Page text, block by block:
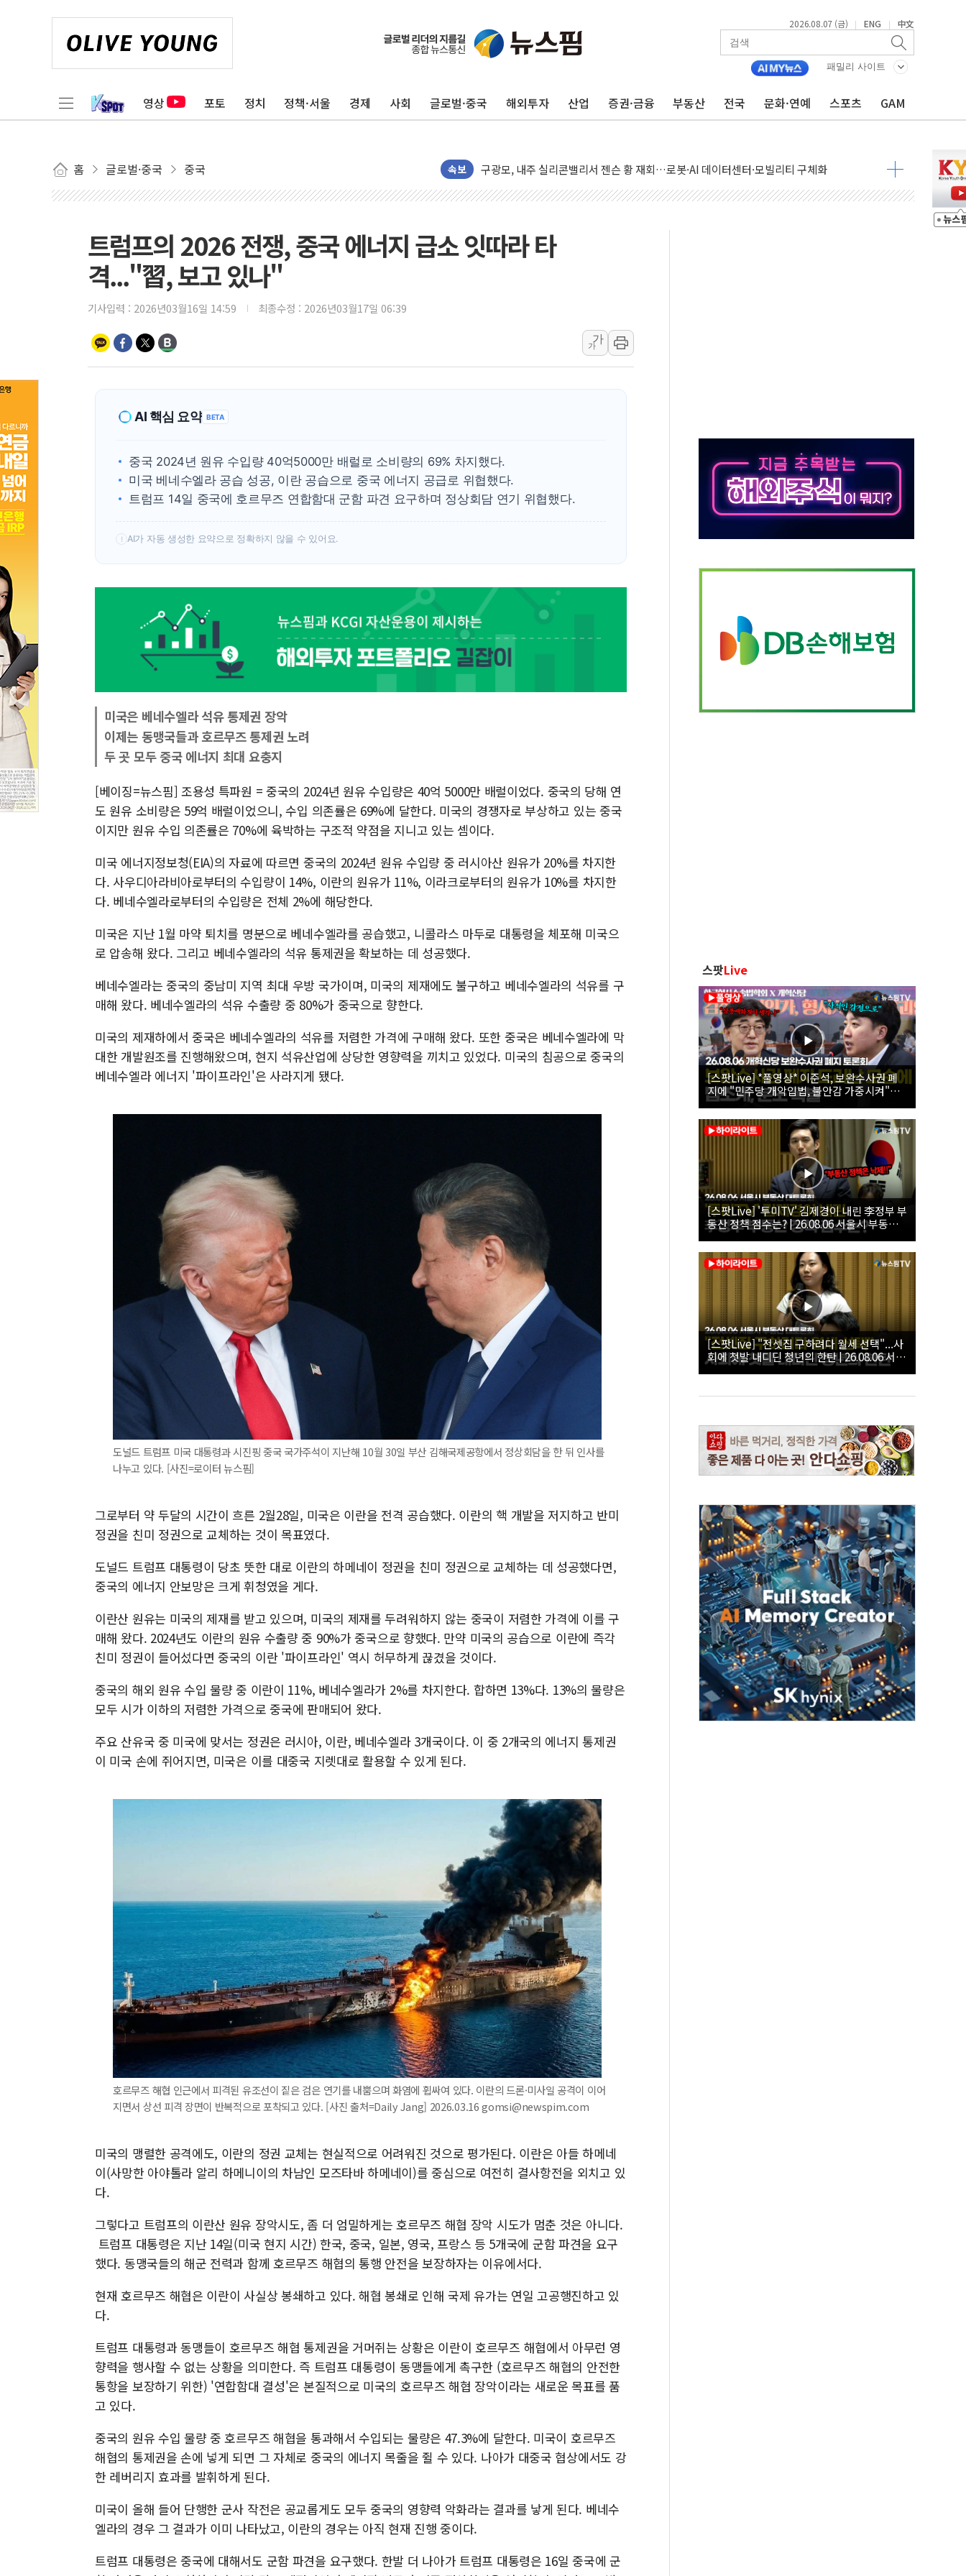
2026.08.07 (금) | ENG | 中文
패밀리 사이트
영상 포토 정치 정책·서울 경제 사회 글로벌·중국 해외투자 산업 증권·금융 부동산 전국 문화·연예 스포츠 GAM
홈 글로벌·중국 중국 속보
유럽증시, 견조한 실적 소화하며 대부분 상승… "2분기 기업 순이익 21% 증가" 전망
리투아니아 국방 "러, 우크라 드론으로 나토 회원국 공격 검토… 거짓 깃발 작전"
뉴욕증시 개장 전 특징주...모더나·아이온큐·도어대시↑ VS 샌디스크·피그마·앱러빈↓
김정관 장관 "영업이익 N% 성과급 반대…상법·자본시장법 개정 논의"
청와대, 북한 단거리 탄도미사일 발사에 긴급 안보 점검회의
금값 7주 만에 최고…美 고용 둔화·호르무즈 재개방 기대에 강세
'월가의 황제' 다이먼 "금융시장 레버리지 위험수위…숨은 차입이 더 큰 변수"
양주 섬유염색공장서 화재 1명 중상…대응 1단계 진압 중
우크라 드론 전술, 중남미 콜롬비아에 새 안보 위기… 반군·마약카르텔이 습득해 전투 활용
동해해경, 독도 해상서 부유물 감긴 어선 구조
주한미군 "오산기지 누출, 백린 아닌 무해한 표면 부식 물질"
구미 폐염산처리업체서 불 2시간30여분만에 진화...외국인 노동자 숨져
트럼프의 2026 전쟁, 중국 에너지 급소 잇따라 타
격..."習, 보고 있나"
기사입력 : 2026년03월16일 14:59 최종수정 : 2026년03월17일 06:39
가
가
AI 핵심 요약 BETA
중국 2024년 원유 수입량 40억5000만 배럴로 소비량의 69% 차지했다.
미국 베네수엘라 공습 성공, 이란 공습으로 중국 에너지 공급로 위협했다.
트럼프 14일 중국에 호르무즈 연합함대 군함 파견 요구하며 정상회담 연기 위협했다.
! AI가 자동 생성한 요약으로 정확하지 않을 수 있어요.
미국은 베네수엘라 석유 통제권 장악
이제는 동맹국들과 호르무즈 통제권 노려
두 곳 모두 중국 에너지 최대 요충지
[베이징=뉴스핌] 조용성 특파원 = 중국의 2024년 원유 수입량은 40억 5000만 배럴이었다. 중국의 당해 연
도 원유 소비량은 59억 배럴이었으니, 수입 의존률은 69%에 달한다. 미국의 경쟁자로 부상하고 있는 중국
이지만 원유 수입 의존률은 70%에 육박하는 구조적 약점을 지니고 있는 셈이다.
미국 에너지정보청(EIA)의 자료에 따르면 중국의 2024년 원유 수입량 중 러시아산 원유가 20%를 차지한
다. 사우디아라비아로부터의 수입량이 14%, 이란의 원유가 11%, 이라크로부터의 원유가 10%를 차지한
다. 베네수엘라로부터의 수입량은 전체 2%에 해당한다.
미국은 지난 1월 마약 퇴치를 명분으로 베네수엘라를 공습했고, 니콜라스 마두로 대통령을 체포해 미국으
로 압송해 왔다. 그리고 베네수엘라의 석유 통제권을 확보하는 데 성공했다.
베네수엘라는 중국의 중남미 지역 최대 우방 국가이며, 미국의 제재에도 불구하고 베네수엘라의 석유를 구
매해 왔다. 베네수엘라의 석유 수출량 중 80%가 중국으로 향한다.
미국의 제재하에서 중국은 베네수엘라의 석유를 저렴한 가격에 구매해 왔다. 또한 중국은 베네수엘라에 막
대한 개발원조를 진행해왔으며, 현지 석유산업에 상당한 영향력을 끼치고 있었다. 미국의 침공으로 중국의
베네수엘라 에너지 '파이프라인'은 사라지게 됐다.
도널드 트럼프 미국 대통령과 시진핑 중국 국가주석이 지난해 10월 30일 부산 김해국제공항에서 정상회담을 한 뒤 인사를
나누고 있다. [사진=로이터 뉴스핌]
그로부터 약 두달의 시간이 흐른 2월28일, 미국은 이란을 전격 공습했다. 이란의 핵 개발을 저지하고 반미
정권을 친미 정권으로 교체하는 것이 목표였다.
도널드 트럼프 대통령이 당초 뜻한 대로 이란의 하메네이 정권을 친미 정권으로 교체하는 데 성공했다면,
중국의 에너지 안보망은 크게 휘청였을 게다.
이란산 원유는 미국의 제재를 받고 있으며, 미국의 제재를 두려워하지 않는 중국이 저렴한 가격에 이를 구
매해 왔다. 2024년도 이란의 원유 수출량 중 90%가 중국으로 향했다. 만약 미국의 공습으로 이란에 즉각
친미 정권이 들어섰다면 중국의 이란 '파이프라인' 역시 허무하게 끊겼을 것이다.
중국의 해외 원유 수입 물량 중 이란이 11%, 베네수엘라가 2%를 차지한다. 합하면 13%다. 13%의 물량은
모두 시가 이하의 저렴한 가격으로 중국에 판매되어 왔다.
주요 산유국 중 미국에 맞서는 정권은 러시아, 이란, 베네수엘라 3개국이다. 이 중 2개국의 에너지 통제권
이 미국 손에 쥐어지면, 미국은 이를 대중국 지렛대로 활용할 수 있게 된다.
호르무즈 해협 인근에서 피격된 유조선이 짙은 검은 연기를 내뿜으며 화염에 휩싸여 있다. 이란의 드론·미사일 공격이 이어
지면서 상선 피격 장면이 반복적으로 포착되고 있다. [사진 출처=Daily Jang] 2026.03.16 gomsi@newspim.com
미국의 맹렬한 공격에도, 이란의 정권 교체는 현실적으로 어려워진 것으로 평가된다. 이란은 아들 하메네
이(사망한 아야톨라 알리 하메니이의 차남인 모즈타바 하메네이)를 중심으로 여전히 결사항전을 외치고 있
다.
그렇다고 트럼프의 이란산 원유 장악시도, 좀 더 엄밀하게는 호르무즈 해협 장악 시도가 멈춘 것은 아니다.
트럼프 대통령은 지난 14일(미국 현지 시간) 한국, 중국, 일본, 영국, 프랑스 등 5개국에 군함 파견을 요구
했다. 동맹국들의 해군 전력과 함께 호르무즈 해협의 통행 안전을 보장하자는 이유에서다.
현재 호르무즈 해협은 이란이 사실상 봉쇄하고 있다. 해협 봉쇄로 인해 국제 유가는 연일 고공행진하고 있
다.
트럼프 대통령과 동맹들이 호르무즈 해협 통제권을 거머쥐는 상황은 이란이 호르무즈 해협에서 아무런 영
향력을 행사할 수 없는 상황을 의미한다. 즉 트럼프 대통령이 동맹들에게 촉구한 (호르무즈 해협의 안전한
통항을 보장하기 위한) '연합함대 결성'은 본질적으로 미국의 호르무즈 해협 장악이라는 새로운 목표를 품
고 있다.
중국의 원유 수입 물량 중 호르무즈 해협을 통과해서 수입되는 물량은 47.3%에 달한다. 미국이 호르무즈
해협의 통제권을 손에 넣게 되면 그 자체로 중국의 에너지 목줄을 쥘 수 있다. 나아가 대중국 협상에서도 강
한 레버리지 효과를 발휘하게 된다.
미국이 올해 들어 단행한 군사 작전은 공교롭게도 모두 중국의 영향력 악화라는 결과를 낳게 된다. 베네수
엘라의 경우 그 결과가 이미 나타났고, 이란의 경우는 아직 현재 진행 중이다.
트럼프 대통령은 중국에 대해서도 군함 파견을 요구했다. 한발 더 나아가 트럼프 대통령은 16일 중국에 군
스팟Live
[스팟Live] *풀영상* 이준석, 보완수사권 폐
지에 "민주당 개악입법, 불안감 가중시켜"｜
26.08.06 개혁신당 보완수사권 폐지 토론회
[스팟Live] '투미TV' 김제경이 내린 李정부 부
동산 정책 점수는? | 26.08.06 서울시 부동산
대토론회
[스팟Live] "전셋집 구하려다 월세 선택"...사
회에 첫발 내디딘 청년의 한탄 | 26.08.06 서울
시 부동산 대토론회